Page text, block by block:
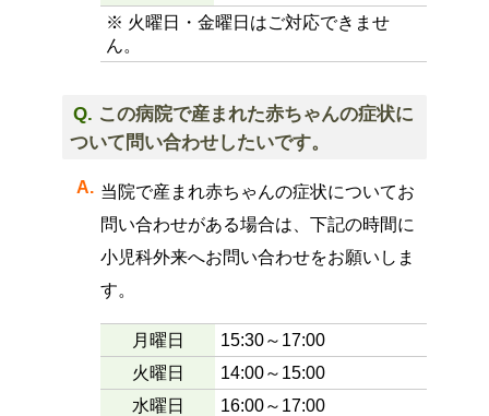
※ 火曜日・金曜日はご対応できませ
ん。
この病院で産まれた赤ちゃんの症状に
ついて問い合わせしたいです。
当院で産まれ赤ちゃんの症状についてお
問い合わせがある場合は、下記の時間に
小児科外来へお問い合わせをお願いしま
す。
月曜日
15:30～17:00
火曜日
14:00～15:00
水曜日
16:00～17:00